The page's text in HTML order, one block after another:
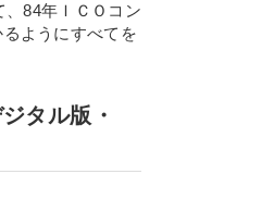
84年ＩＣＯコン
ようにすべてを
タル版・